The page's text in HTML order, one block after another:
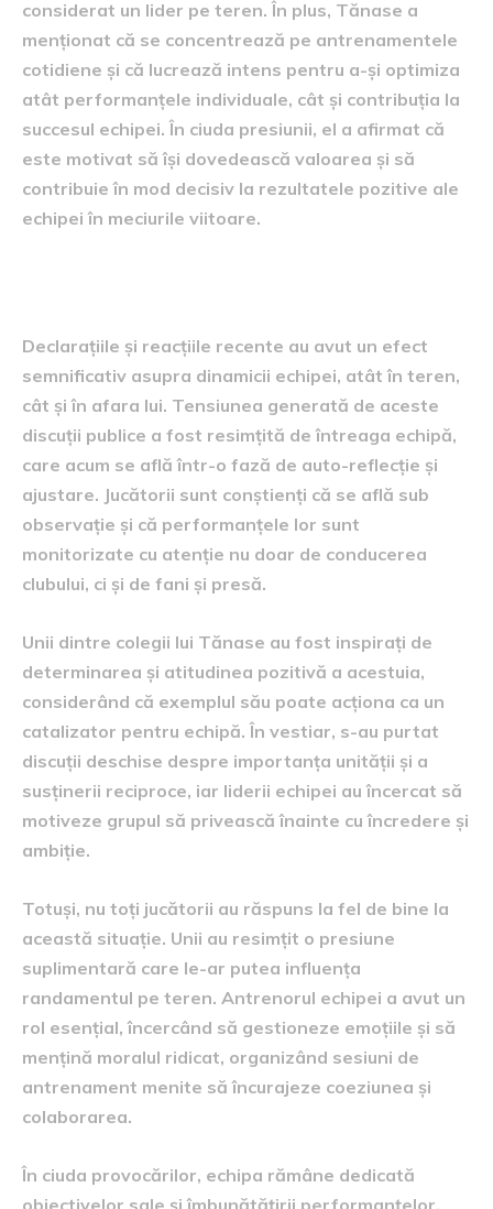
considerat un lider pe teren. În plus, Tănase a
menționat că se concentrează pe antrenamentele
cotidiene și că lucrează intens pentru a-și optimiza
atât performanțele individuale, cât și contribuția la
succesul echipei. În ciuda presiunii, el a afirmat că
este motivat să își dovedească valoarea și să
contribuie în mod decisiv la rezultatele pozitive ale
echipei în meciurile viitoare.
Declarațiile și reacțiile recente au avut un efect
semnificativ asupra dinamicii echipei, atât în teren,
cât și în afara lui. Tensiunea generată de aceste
discuții publice a fost resimțită de întreaga echipă,
care acum se află într-o fază de auto-reflecție și
ajustare. Jucătorii sunt conștienți că se află sub
observație și că performanțele lor sunt
monitorizate cu atenție nu doar de conducerea
clubului, ci și de fani și presă.
Unii dintre colegii lui Tănase au fost inspirați de
determinarea și atitudinea pozitivă a acestuia,
considerând că exemplul său poate acționa ca un
catalizator pentru echipă. În vestiar, s-au purtat
discuții deschise despre importanța unității și a
susținerii reciproce, iar liderii echipei au încercat să
motiveze grupul să privească înainte cu încredere și
ambiție.
Totuși, nu toți jucătorii au răspuns la fel de bine la
această situație. Unii au resimțit o presiune
suplimentară care le-ar putea influența
randamentul pe teren. Antrenorul echipei a avut un
rol esențial, încercând să gestioneze emoțiile și să
mențină moralul ridicat, organizând sesiuni de
antrenament menite să încurajeze coeziunea și
colaborarea.
În ciuda provocărilor, echipa rămâne dedicată
obiectivelor sale și îmbunătățirii performanțelor,